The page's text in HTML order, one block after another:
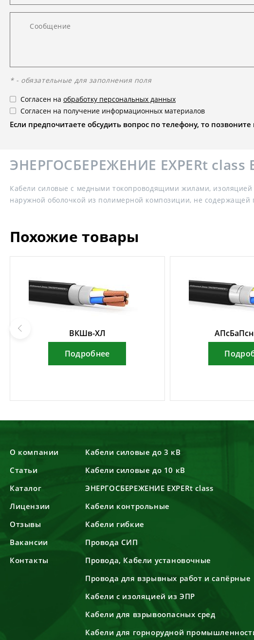
* - обязательные для заполнения поля
Согласен на обработку персональных данных
Согласен на получение информационных материалов
Если предпочитаете обсудить вопрос по телефону, то
ЭНЕРГОСБЕРЕЖЕНИЕ EXPERt class
Кабели силовые с медными токопроводящими жилами,
наружной оболочкой из полимерной композиции, не содержащей
Похожие товары
ВКШв-ХЛ
Подробнее
О компании
Статьи
Каталог
Лицензии
Отзывы
Вакансии
Контакты
Кабели силовые до 3 кВ
Кабели силовые до 10 кВ
ЭНЕРГОСБЕРЕЖЕНИЕ EXPERt class
Кабели контрольные
Кабели гибкие
Провода СИП
Провода, Кабели установочные
Провода для взрывных работ и сапёрные
Кабели с изоляцией из ЭПР
Кабели для взрывоопасных сред
Кабели для горнорудной